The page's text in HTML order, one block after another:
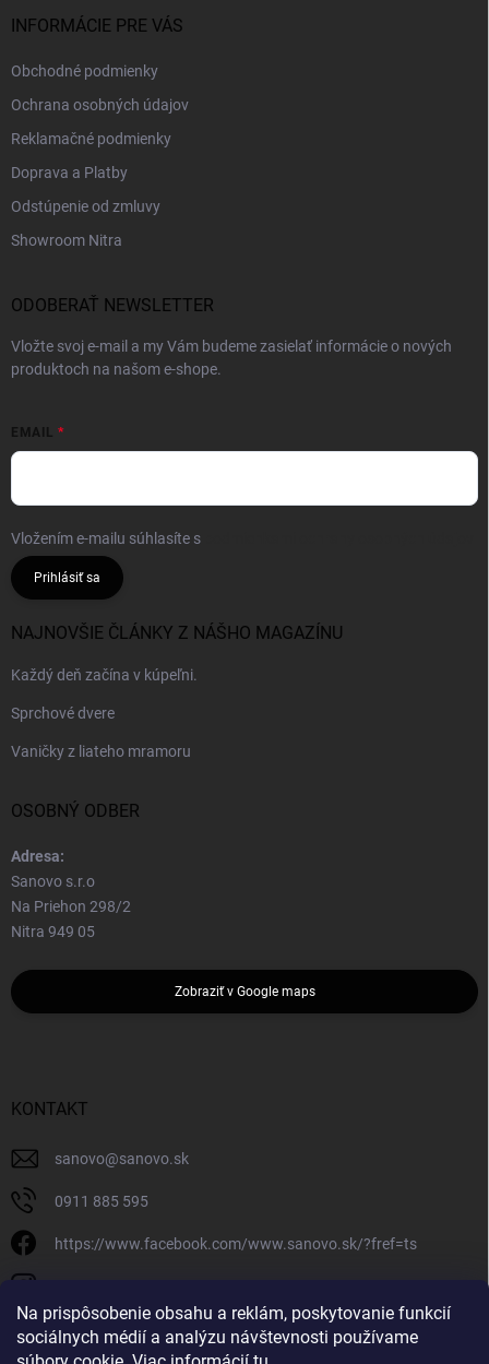
Na prispôsobenie obsahu a reklám, poskytovanie funkcií
sociálnych médií a analýzu návštevnosti používame
INFORMÁCIE PRE VÁS
Obchodné podmienky
Ochrana osobných údajov
Reklamačné podmienky
Doprava a Platby
Odstúpenie od zmluvy
Showroom Nitra
ODOBERAŤ NEWSLETTER
Vložte svoj e-mail a my Vám budeme zasielať informácie o nových
produktoch na našom e-shope.
EMAIL
Vložením e-mailu súhlasíte s
Prihlásiť sa
NAJNOVŠIE ČLÁNKY Z NÁŠHO MAGAZÍNU
Každý deň začína v kúpeľni.
Sprchové dvere
Vaničky z liateho mramoru
OSOBNÝ ODBER
Adresa:
Sanovo s.r.o
Na Priehon 298/2
Nitra 949 05
Zobraziť v Google maps
KONTAKT
sanovo@sanovo.sk
0911 885 595
https://www.facebook.com/www.sanovo.sk/?fref=ts